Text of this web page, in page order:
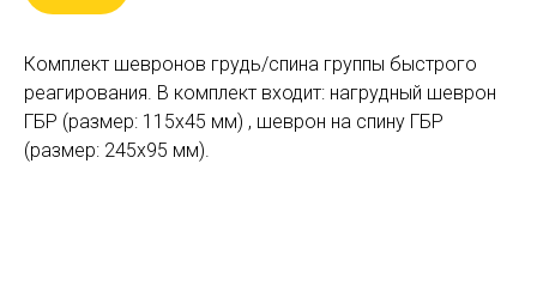
Комплект шевронов грудь/спина группы быстрого
реагирования. В комплект входит: нагрудный шеврон
ГБР (размер: 115х45 мм) , шеврон на спину ГБР
(размер: 245х95 мм).